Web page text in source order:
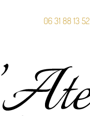
06 31 88 13 52